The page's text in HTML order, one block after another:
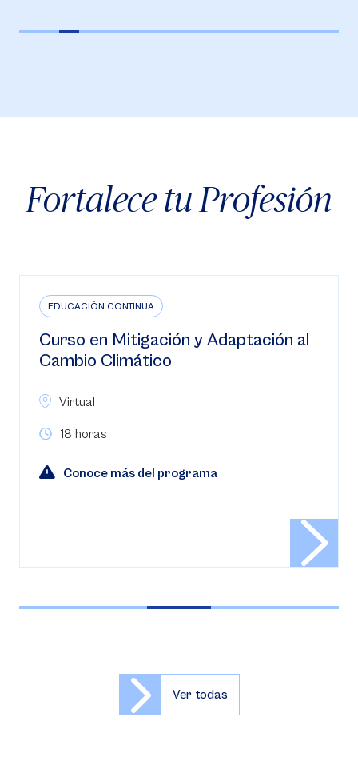
Fortalece tu Profesión
EDUCACIÓN CONTINUA
Curso en Estrategias para el Nuevo
Código Procesal del Trabajo y de la
Ver todas